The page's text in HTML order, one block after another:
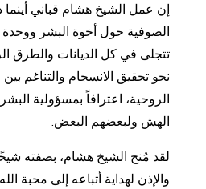
إن عمل الشيخ هشام قباني
الصوفية حول أخوة البشر ووحدة
تتجلى في كل الديانات والطرق
نحو تحقيق الانسجام والتناغم
الروحية، اعترافاً بمسؤولية
الهش ولبعضهم البعض.
لقد مُنح الشيخ هشام، بصفته
والإذن لهداية أتباعه إلى محبة